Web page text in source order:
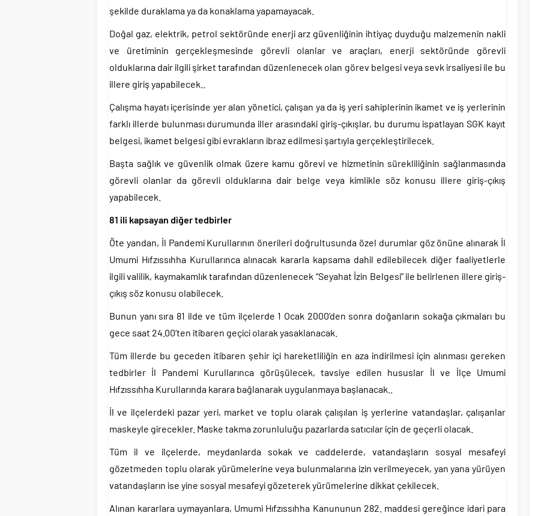
şekilde duraklama ya da konaklama yapamayacak.
Doğal gaz, elektrik, petrol sektöründe enerji arz güvenliğinin ihtiyaç duyduğu malzemenin nakli
ve üretiminin gerçekleşmesinde görevli olanlar ve araçları, enerji sektöründe görevli
olduklarına dair ilgili şirket tarafından düzenlenecek olan görev belgesi veya sevk irsaliyesi ile bu
illere giriş yapabilecek..
Çalışma hayatı içerisinde yer alan yönetici, çalışan ya da iş yeri sahiplerinin ikamet ve iş yerlerinin
farklı illerde bulunması durumunda iller arasındaki giriş-çıkışlar, bu durumu ispatlayan SGK kayıt
belgesi, ikamet belgesi gibi evrakların ibraz edilmesi şartıyla gerçekleştirilecek.
Başta sağlık ve güvenlik olmak üzere kamu görevi ve hizmetinin sürekliliğinin sağlanmasında
görevli olanlar da görevli olduklarına dair belge veya kimlikle söz konusu illere giriş-çıkış
yapabilecek.
81 ili kapsayan diğer tedbirler
Öte yandan, İl Pandemi Kurullarının önerileri doğrultusunda özel durumlar göz önüne alınarak İl
Umumi Hıfzıssıhha Kurullarınca alınacak kararla kapsama dahil edilebilecek diğer faaliyetlerle
ilgili valilik, kaymakamlık tarafından düzenlenecek “Seyahat İzin Belgesi” ile belirlenen illere giriş-
çıkış söz konusu olabilecek.
Bunun yanı sıra 81 ilde ve tüm ilçelerde 1 Ocak 2000’den sonra doğanların sokağa çıkmaları bu
gece saat 24.00’ten itibaren geçici olarak yasaklanacak.
Tüm illerde bu geceden itibaren şehir içi hareketliliğin en aza indirilmesi için alınması gereken
tedbirler İl Pandemi Kurullarınca görüşülecek, tavsiye edilen hususlar İl ve İlçe Umumi
Hıfzıssıhha Kurullarında karara bağlanarak uygulanmaya başlanacak..
İl ve ilçelerdeki pazar yeri, market ve toplu olarak çalışılan iş yerlerine vatandaşlar, çalışanlar
maskeyle girecekler. Maske takma zorunluluğu pazarlarda satıcılar için de geçerli olacak.
Tüm il ve ilçelerde, meydanlarda sokak ve caddelerde, vatandaşların sosyal mesafeyi
gözetmeden toplu olarak yürümelerine veya bulunmalarına izin verilmeyecek, yan yana yürüyen
vatandaşların ise yine sosyal mesafeyi gözeterek yürümelerine dikkat çekilecek.
Alınan kararlara uymayanlara, Umumi Hıfzıssıhha Kanununun 282. maddesi gereğince idari para